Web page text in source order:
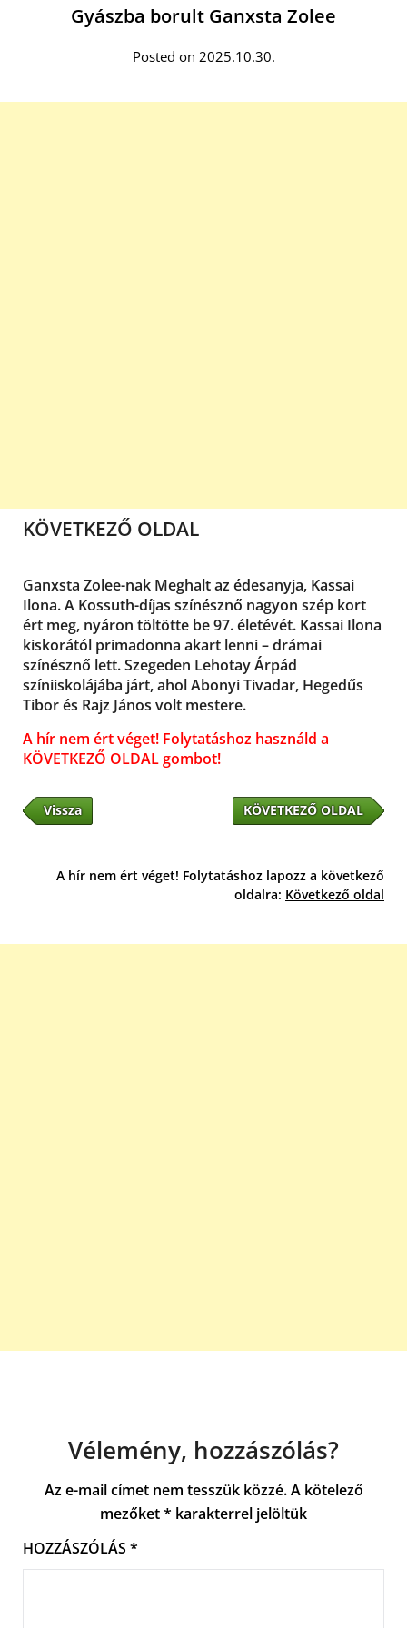
Gyászba borult Ganxsta Zolee
Posted on 2025.10.30.
KÖVETKEZŐ OLDAL
Ganxsta Zolee-nak Meghalt az édesanyja, Kassai
Ilona. A Kossuth-díjas színésznő nagyon szép kort
ért meg, nyáron töltötte be 97. életévét. Kassai Ilona
kiskorától primadonna akart lenni – drámai
színésznő lett. Szegeden Lehotay Árpád
színiiskolájába járt, ahol Abonyi Tivadar, Hegedűs
Tibor és Rajz János volt mestere.
A hír nem ért véget! Folytatáshoz használd a
KÖVETKEZŐ OLDAL gombot!
Vissza KÖVETKEZŐ OLDAL
A hír nem ért véget! Folytatáshoz lapozz a következő
oldalra: Következő oldal
Vélemény, hozzászólás?
Az e-mail címet nem tesszük közzé. A kötelező
mezőket* karakterrel jelöltük
HOZZÁSZÓLÁS *